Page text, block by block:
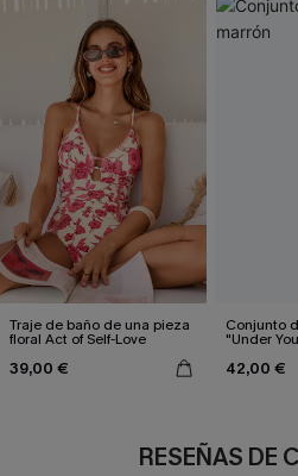
Traje de baño de una pieza
floral Act of Self-Love
39,00 €
Conjunto
"Under
42,00 €
RESEÑAS DE